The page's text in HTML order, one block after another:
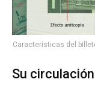
Características del
Su circulación